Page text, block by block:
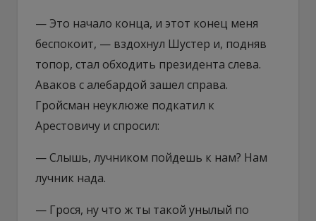
— Это начало конца, и этот конец меня
беспокоит, — вздохнул Шустер и, подняв
топор, стал обходить президента слева.
Аваков с алебардой зашел справа.
Гройсман неуклюже подкатил к
Арестовичу и спросил:
— Слышь, лучником пойдешь к нам? Нам
лучник нада.
— Грося, ну что ж ты такой унылый по